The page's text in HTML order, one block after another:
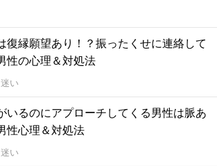
復縁願望あり！？振ったくせに連絡して
性の心理＆対処法
い
いるのにアプローチしてくる男性は脈あ
性心理＆対処法
い